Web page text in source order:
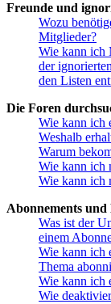
Freunde und
Wozu
Mitglieder?
Wie kann ich
der
den Listen
Die Foren
Wie kann ich
Weshalb
Warum
Wie kann ich
Wie kann ich
Abonnements und
Was ist der
einem
Wie kann ich
Thema
Wie kann ich
Wie